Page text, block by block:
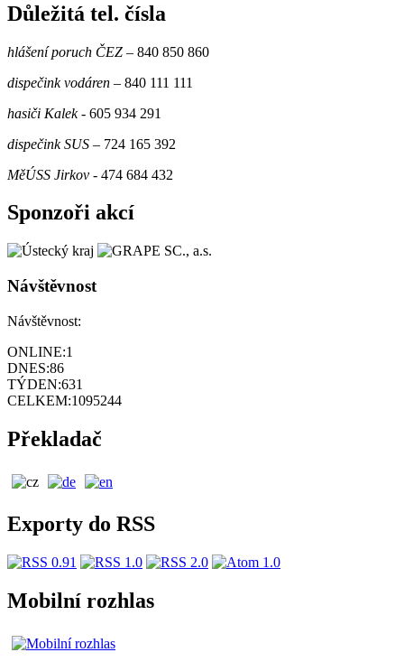
Důležitá tel. čísla
hlášení poruch ČEZ – 840 850 860
dispečink vodáren – 840 111 111
hasiči Kalek- 605 934 291
dispečink SUS – 724 165 392
MěÚSS Jirkov - 474 684 432
Sponzoři akcí
Návštěvnost
Návštěvnost:
ONLINE:1
DNES:86
TÝDEN:631
CELKEM:1095244
Překladač
Exporty do RSS
Mobilní rozhlas